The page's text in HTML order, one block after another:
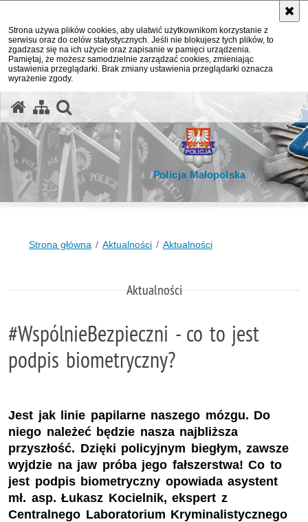
Strona używa plików cookies, aby ułatwić użytkownikom korzystanie z
serwisu oraz do celów statystycznych. Jeśli nie blokujesz tych plików, to
zgadzasz się na ich użycie oraz zapisanie w pamięci urządzenia.
Pamiętaj, że możesz samodzielnie zarządzać cookies, zmieniając
ustawienia przeglądarki. Brak zmiany ustawienia przeglądarki oznacza
wyrażenie zgody.
Policja Małopolska
Strona główna Aktualności Aktualności
Aktualności
#WspólnieBezpieczni - co to jest
podpis biometryczny?
Jest jak linie papilarne naszego mózgu. Do
niego należeć będzie nasza najbliższa
przyszłość. Dzięki policyjnym biegłym, zawsze
wyjdzie na jaw próba jego fałszerstwa! Co to
jest podpis biometryczny opowiada asystent
mł. asp. Łukasz Kocielnik, ekspert z
Centralnego Laboratorium Kryminalistycznego